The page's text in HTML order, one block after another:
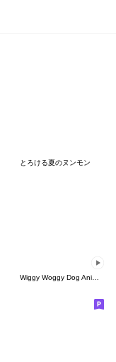
とろける夏のヌンモン
Wiggy Woggy Dog Animated